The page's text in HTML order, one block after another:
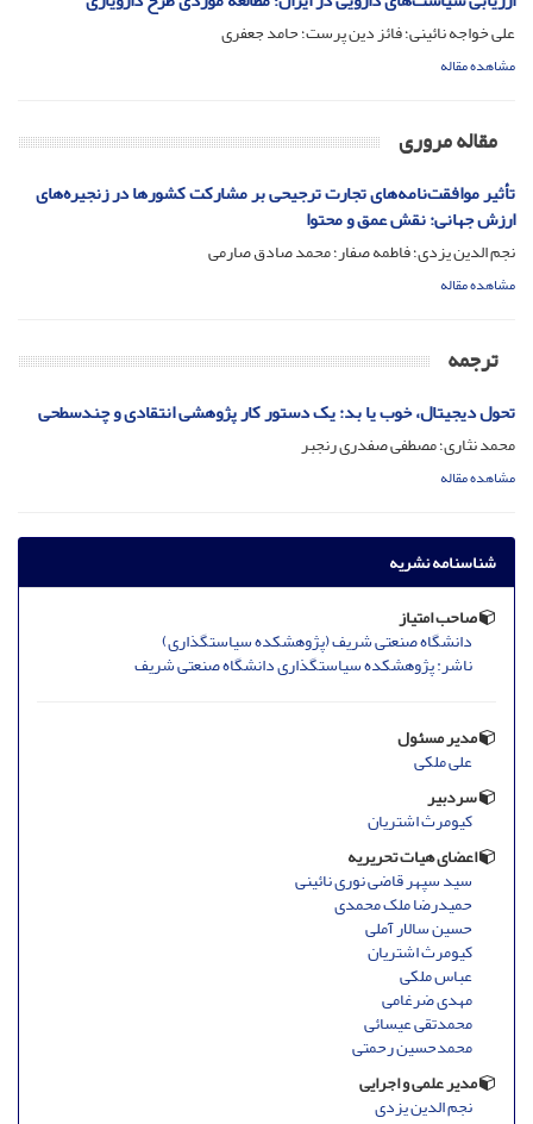
علی خواجه نائینی؛ فائز دین پرست؛ حامد جعفری
مشاهده مقاله
مقاله مروری
تأثیر موافقت‌نامه‌های تجارت ترجیحی بر مشارکت کشورها در زنجیره‌های
ارزش جهانی: نقش عمق و محتوا
نجم الدین یزدی؛ فاطمه صفار؛ محمد صادق صارمی
مشاهده مقاله
ترجمه
تحول دیجیتال، خوب یا بد: یک دستور کار پژوهشی انتقادی و چندسطحی
محمد نثاری؛ مصطفی صفدری رنجبر
مشاهده مقاله
شناسنامه نشریه
صاحب امتیاز
دانشگاه صنعتی شریف (پژوهشکده سیاستگذاری)
ناشر: پژوهشکده سیاستگذاری دانشگاه صنعتی شریف
مدیر مسئول
علی ملکی
سردبیر
کیومرث اشتریان
اعضای هیات تحریریه
سید سپهر قاضی نوری نائینی
حمیدرضا ملک محمدی
حسین سالار آملی
کیومرث اشتریان
عباس ملکی
مهدی ضرغامی
محمدتقی عیسائی
محمدحسین رحمتی
مدیر علمی و اجرایی
نجم الدین یزدی